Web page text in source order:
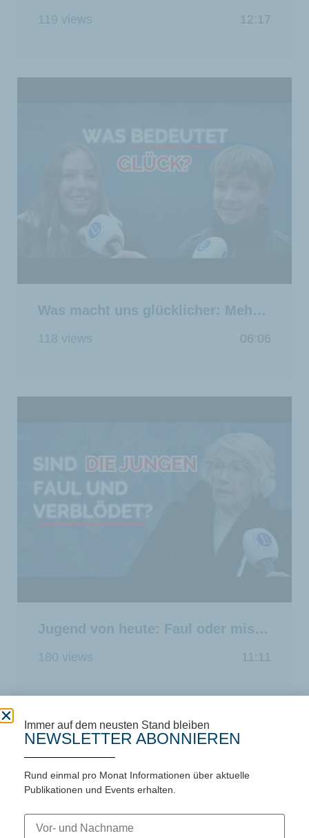
119 views 12:17
Was macht uns glücklicher: Mehr Freiheit oder mehr Staat?
118 views 06:06
Jugend von heute: Faul oder missverstanden?
180 views 11:11
Immer auf dem neusten Stand bleiben
NEWSLETTER ABONNIEREN
Rund einmal pro Monat Informationen über aktuelle
Publikationen und Events erhalten.